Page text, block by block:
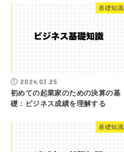
基礎知識
2024.03.25
初めての起業家のための決算の基
礎：ビジネス成績を理解する
基礎知識